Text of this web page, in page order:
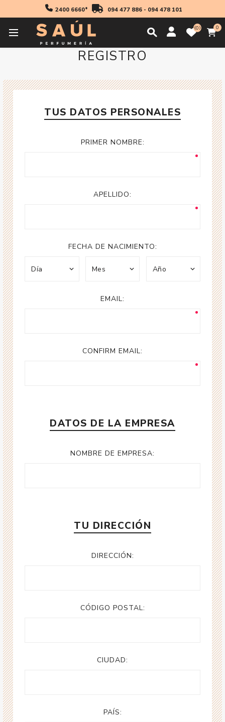
2400 6660* 094 477 886- 094 478 101
0 0
REGISTRO
TUS DATOS PERSONALES
PRIMER NOMBRE:
APELLIDO:
FECHA DE NACIMIENTO:
EMAIL:
CONFIRM EMAIL:
DATOS DE LA EMPRESA
NOMBRE DE EMPRESA:
TU DIRECCIÓN
DIRECCIÓN:
CÓDIGO POSTAL:
CIUDAD:
PAÍS: